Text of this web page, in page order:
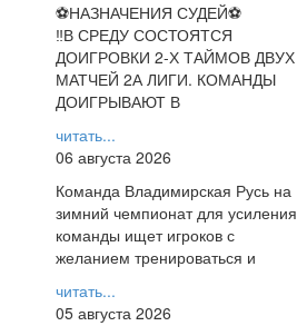
⚽НАЗНАЧЕНИЯ СУДЕЙ⚽
‼В СРЕДУ СОСТОЯТСЯ
ДОИГРОВКИ 2-Х ТАЙМОВ ДВУХ
МАТЧЕЙ 2А ЛИГИ. КОМАНДЫ
ДОИГРЫВАЮТ В
читать...
06 августа 2026
Команда Владимирская Русь на
зимний чемпионат для усиления
команды ищет игроков с
желанием тренироваться и
читать...
05 августа 2026